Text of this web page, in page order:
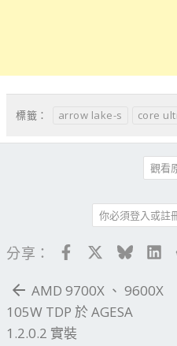
標籤： arrow lake-s core
觀看
你必須登入或註
分享： Facebook
AMD 9700X 、 9600X
105W TDP 於 AGESA
1.2.0.2 實裝